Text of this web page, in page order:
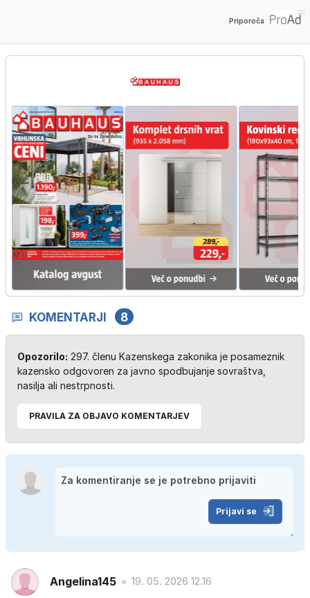
Priporoča
KOMENTARJI 8
Opozorilo: 297. členu Kazenskega zakonika je posameznik
kazensko odgovoren za javno spodbujanje sovraštva,
nasilja ali nestrpnosti.
PRAVILA ZA OBJAVO KOMENTARJEV
Prijavi se
Angelina145 19. 05. 2026 12.16